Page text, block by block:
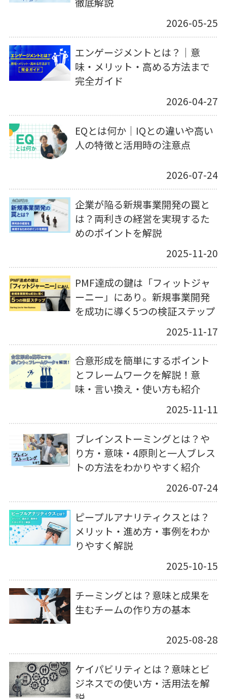
2026-05-25
エンゲージメントとは？｜意
味・メリット・高める方法まで
完全ガイド
2026-04-27
EQとは何か｜IQとの違いや高い
人の特徴と活用時の注意点
2026-07-24
企業が陥る新規事業開発の罠と
は？両利きの経営を実現するた
めのポイントを解説
2025-11-20
PMF達成の鍵は「フィットジャ
ーニー」にあり。新規事業開発
を成功に導く5つの検証ステップ
2025-11-17
合意形成を簡単にするポイント
とフレームワークを解説！意
味・言い換え・使い方も紹介
2025-11-11
ブレインストーミングとは？や
り方・意味・4原則と一人ブレス
トの方法をわかりやすく紹介
2026-07-24
ピープルアナリティクスとは？
メリット・進め方・事例をわか
りやすく解説
2025-10-15
チーミングとは？意味と成果を
生むチームの作り方の基本
2025-08-28
ケイパビリティとは？意味とビ
ジネスでの使い方・活用法を解